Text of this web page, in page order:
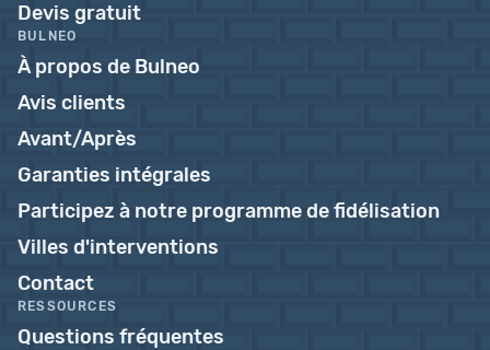
Devis gratuit
BULNEO
À propos de Bulneo
Avis clients
Avant/Après
Garanties intégrales
Participez à notre programme de fidélisation
Villes d'interventions
Contact
RESSOURCES
Questions fréquentes